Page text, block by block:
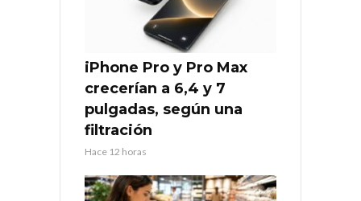
iPhone Pro y Pro Max
crecerían a 6,4 y 7
pulgadas, según una
filtración
Hace 12 horas